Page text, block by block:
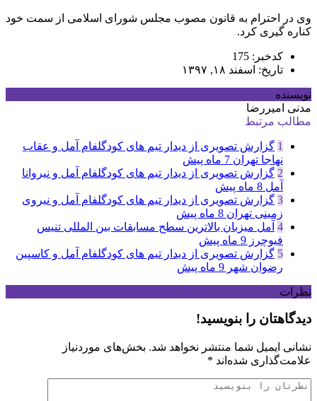
وی در احترام به قانون مصوب مجلس شورای اسلامی از سمت خود
کناره گیری کرد.
کدخبر: 175
تاریخ: اسفند ۱۸, ۱۳۹۷
نویسنده
مدنی امیررضا
مطالب مرتبط
1 گزارش تصویری از دیدار تیم های کودگلفام آمل و عقاب
نهاجا تهران 7 ماه پیش
2 گزارش تصویری از دیدار تیم های کودگلفام آمل و نیروانا
آمل 8 ماه پیش
3 گزارش تصویری از دیدار تیم های کودگلفام آمل و نیروی
زمینی تهران 8 ماه پیش
4 آمل میزبان بالاترین سطح مسابقات بین المللی تنیس
فیوچرز 9 ماه پیش
5 گزارش تصویری از دیدار تیم های کودگلفام آمل و کاسپین
رضوان شهر 9 ماه پیش
نظرات
دیدگاهتان را بنویسید!
نشانی ایمیل شما منتشر نخواهد شد. بخش‌های موردنیاز
علامت‌گذاری شده‌اند *